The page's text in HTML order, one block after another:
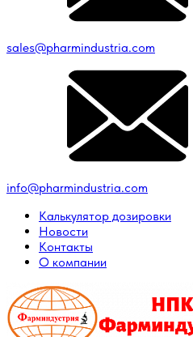
sales@pharmindustria.com
info@pharmindustria.com
Калькулятор дозировки
Новости
Контакты
О компании